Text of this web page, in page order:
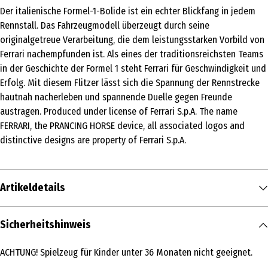
Der italienische Formel-1-Bolide ist ein echter Blickfang in jedem
Rennstall. Das Fahrzeugmodell überzeugt durch seine
originalgetreue Verarbeitung, die dem leistungsstarken Vorbild von
Ferrari nachempfunden ist. Als eines der traditionsreichsten Teams
in der Geschichte der Formel 1 steht Ferrari für Geschwindigkeit und
Erfolg. Mit diesem Flitzer lässt sich die Spannung der Rennstrecke
hautnah nacherleben und spannende Duelle gegen Freunde
austragen. Produced under license of Ferrari S.p.A. The name
FERRARI, the PRANCING HORSE device, all associated logos and
distinctive designs are property of Ferrari S.p.A.
Artikeldetails
Inhalt
Sicherheitshinweis
ACHTUNG! Spielzeug für Kinder unter 36 Monaten nicht geeignet.